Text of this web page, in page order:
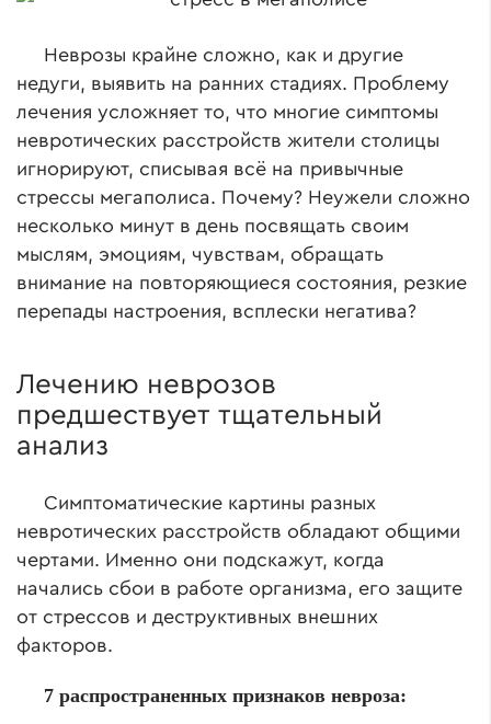
Неврозы крайне сложно, как и другие
недуги, выявить на ранних стадиях. Проблему
лечения усложняет то, что многие симптомы
невротических расстройств жители столицы
игнорируют, списывая всё на привычные
стрессы мегаполиса. Почему? Неужели сложно
несколько минут в день посвящать своим
мыслям, эмоциям, чувствам, обращать
внимание на повторяющиеся состояния, резкие
перепады настроения, всплески негатива?
Лечению неврозов
предшествует тщательный
анализ
Симптоматические картины разных
невротических расстройств обладают общими
чертами. Именно они подскажут, когда
начались сбои в работе организма, его защите
от стрессов и деструктивных внешних
факторов.
7 распространенных признаков невроза: